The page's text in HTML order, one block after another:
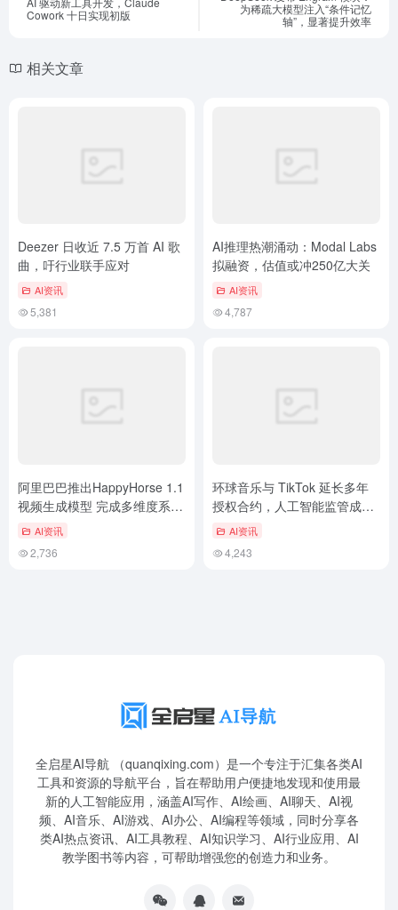
Cowork 十日实现初版
为稀疏大模型注入“条件记忆
轴”，显著提升效率
相关文章
Deezer 日收近 7.5 万首 AI 歌
曲，吁行业联手应对
AI资讯
5,381
AI推理热潮涌动：Modal Labs
拟融资，估值或冲250亿大关
AI资讯
4,787
阿里巴巴推出HappyHorse 1.1
视频生成模型 完成多维度系统
性升级
AI资讯
2,736
环球音乐与 TikTok 延长多年
授权合约，人工智能监管成合
作重点
AI资讯
4,243
全启星AI导航 （quanqixing.com）是一个专注于汇集各类AI
工具和资源的导航平台，旨在帮助用户便捷地发现和使用最
新的人工智能应用，涵盖AI写作、AI绘画、AI聊天、AI视
频、AI音乐、AI游戏、AI办公、AI编程等领域，同时分享各
类AI热点资讯、AI工具教程、AI知识学习、AI行业应用、AI
教学图书等内容，可帮助增强您的创造力和业务。